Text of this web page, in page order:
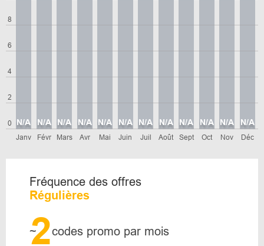
0
2
4
6
8
Janv
N/A
Févr
N/A
Mars
N/A
Avr
N/A
Mai
N/A
Juin
N/A
Juil
N/A
Août
N/A
Sept
N/A
Oct
N/A
Nov
N/A
Déc
N/A
Fréquence des offres
Régulières
~
2codes promo par mois